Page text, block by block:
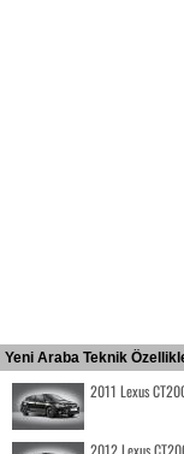
Yeni Araba Teknik
2011 Lexus
2012 Lexus